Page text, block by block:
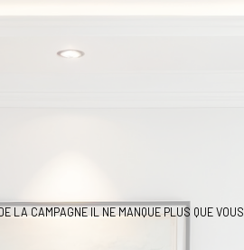
LA CAMPAGNE IL NE MANQUE PLUS QUE VOUS